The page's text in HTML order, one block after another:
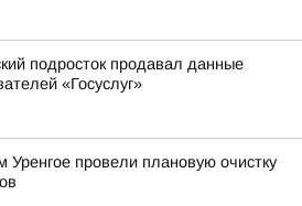
подросток продавал данные
«Госуслуг»
Уренгое провели плановую очистку